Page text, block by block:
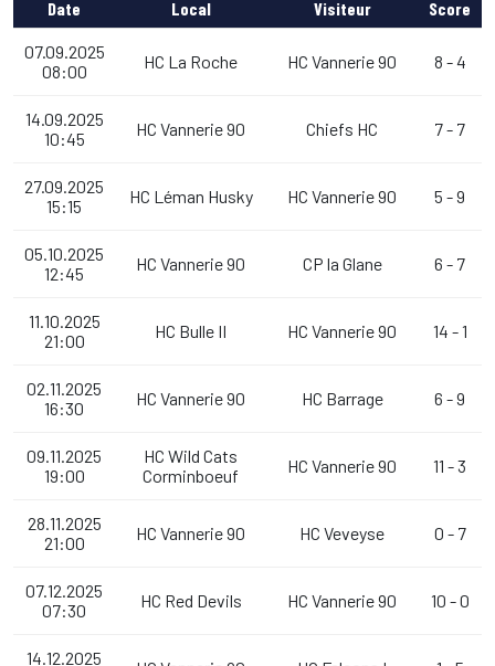
Date Local Visiteur Score
07.09.2025
08:00
HC La Roche HC Vannerie 90 8 - 4
14.09.2025
10:45
HC Vannerie 90 Chiefs HC 7 - 7
27.09.2025
15:15
HC Léman Husky HC Vannerie 90 5 - 9
05.10.2025
12:45
HC Vannerie 90 CP la Glane 6 - 7
11.10.2025
21:00
HC Bulle II HC Vannerie 90 14 - 1
02.11.2025
16:30
HC Vannerie 90 HC Barrage 6 - 9
09.11.2025
19:00
HC Wild Cats
Corminboeuf
HC Vannerie 90 11 - 3
28.11.2025
21:00
HC Vannerie 90 HC Veveyse 0 - 7
07.12.2025
07:30
HC Red Devils HC Vannerie 90 10 - 0
14.12.2025